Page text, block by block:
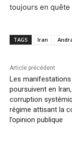
toujours en
TAGS Iran
Article précédent
Les manifestations
poursuivent en
corruption
régime attisant la
l’opinion publique